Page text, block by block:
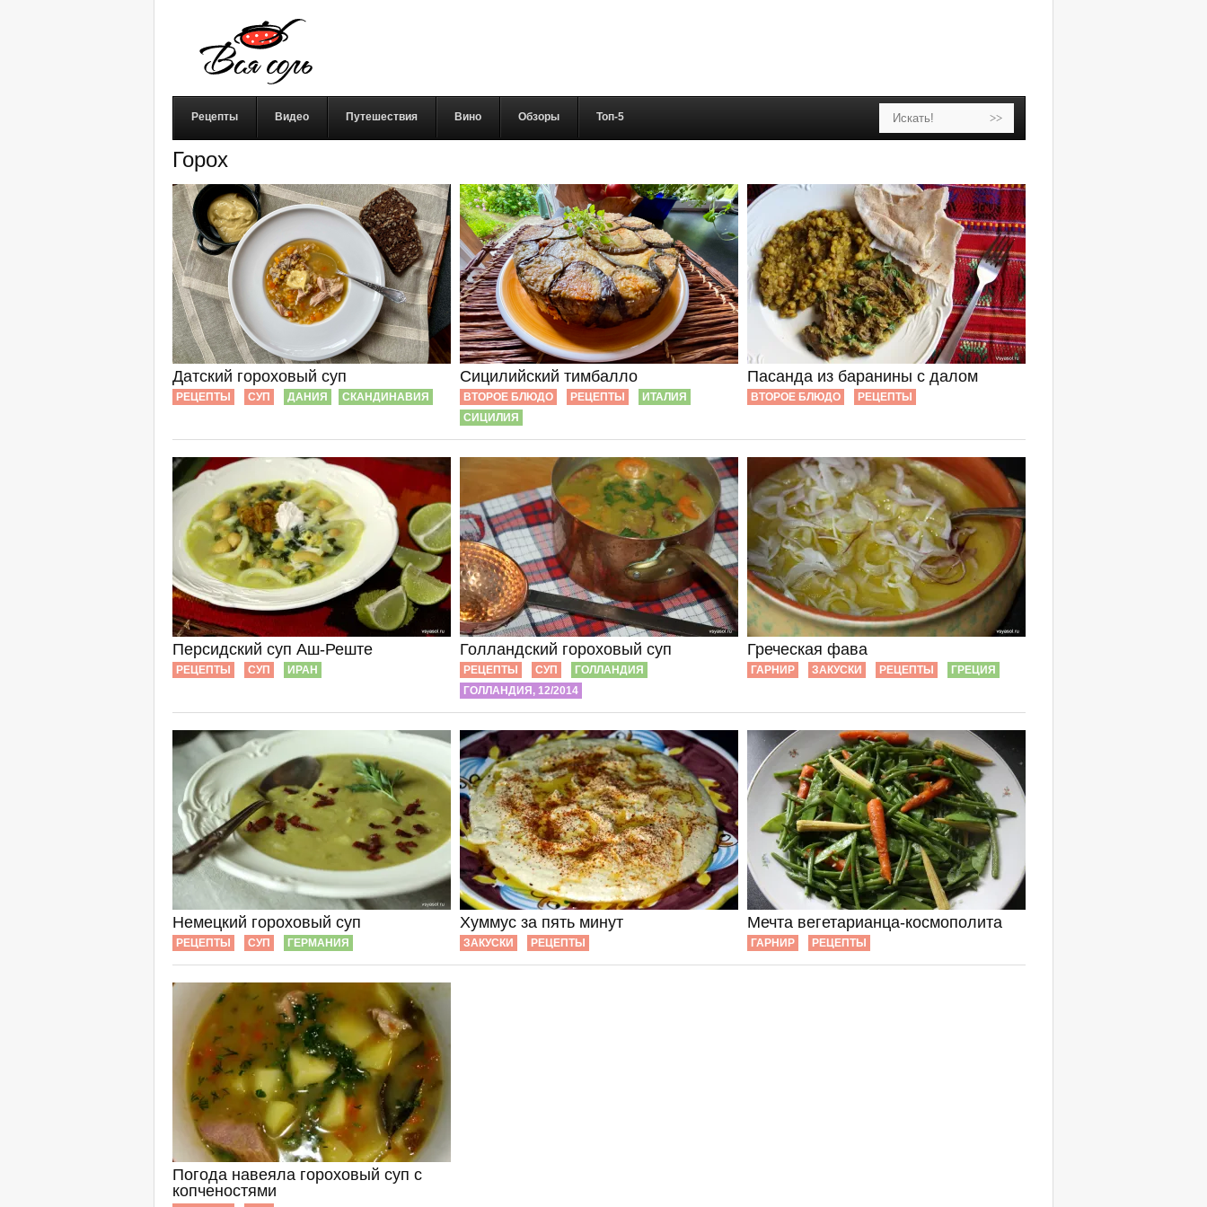
Рецепты Видео Путешествия Вино Обзоры Топ-5
Горох
Датский гороховый суп
РЕЦЕПТЫ СУП ДАНИЯ СКАНДИНАВИЯ
Сицилийский тимбалло
ВТОРОЕ БЛЮДО РЕЦЕПТЫ
ИТАЛИЯ
СИЦИЛИЯ
Пасанда из баранины с далом
ВТОРОЕ БЛЮДО РЕЦЕПТЫ
Персидский суп Аш-Реште
РЕЦЕПТЫ СУП ИРАН
Голландский гороховый суп
РЕЦЕПТЫ СУП
ГОЛЛАНДИЯ
ГОЛЛАНДИЯ, 12/2014
Греческая фава
ГАРНИР ЗАКУСКИ РЕЦЕПТЫ ГРЕЦИЯ
Немецкий гороховый суп
РЕЦЕПТЫ СУП ГЕРМАНИЯ
Хуммус за пять минут
ЗАКУСКИ РЕЦЕПТЫ
Мечта вегетарианца-космополита
ГАРНИР РЕЦЕПТЫ
Погода навеяла гороховый суп с
копченостями